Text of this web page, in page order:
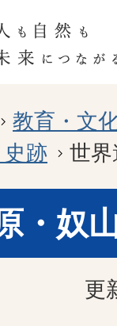
教育・文
跡
世
・奴
更